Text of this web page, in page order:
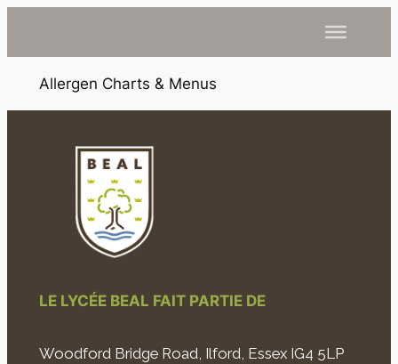
Allergen Charts & Menus
LE LYCÉE BEAL FAIT PARTIE DE
Woodford Bridge Road, Ilford, Essex IG4 5LP